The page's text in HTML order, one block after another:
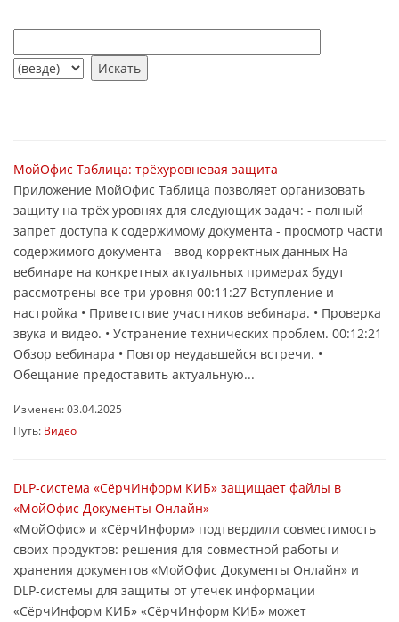
МойОфис Таблица: трёхуровневая защита
Приложение МойОфис Таблица позволяет организовать
защиту на трёх уровнях для следующих задач: - полный
запрет доступа к содержимому документа - просмотр части
содержимого документа - ввод корректных данных На
вебинаре на конкретных актуальных примерах будут
рассмотрены все три уровня 00:11:27 Вступление и
настройка • Приветствие участников вебинара. • Проверка
звука и видео. • Устранение технических проблем. 00:12:21
Обзор вебинара • Повтор неудавшейся встречи. •
Обещание предоставить актуальную...
Изменен: 03.04.2025
Путь: Видео
DLP-система «СёрчИнформ КИБ» защищает файлы в
«МойОфис Документы Онлайн»
«МойОфис» и «СёрчИнформ» подтвердили совместимость
своих продуктов: решения для совместной работы и
хранения документов «МойОфис Документы Онлайн» и
DLP-системы для защиты от утечек информации
«СёрчИнформ КИБ» «СёрчИнформ КИБ» может